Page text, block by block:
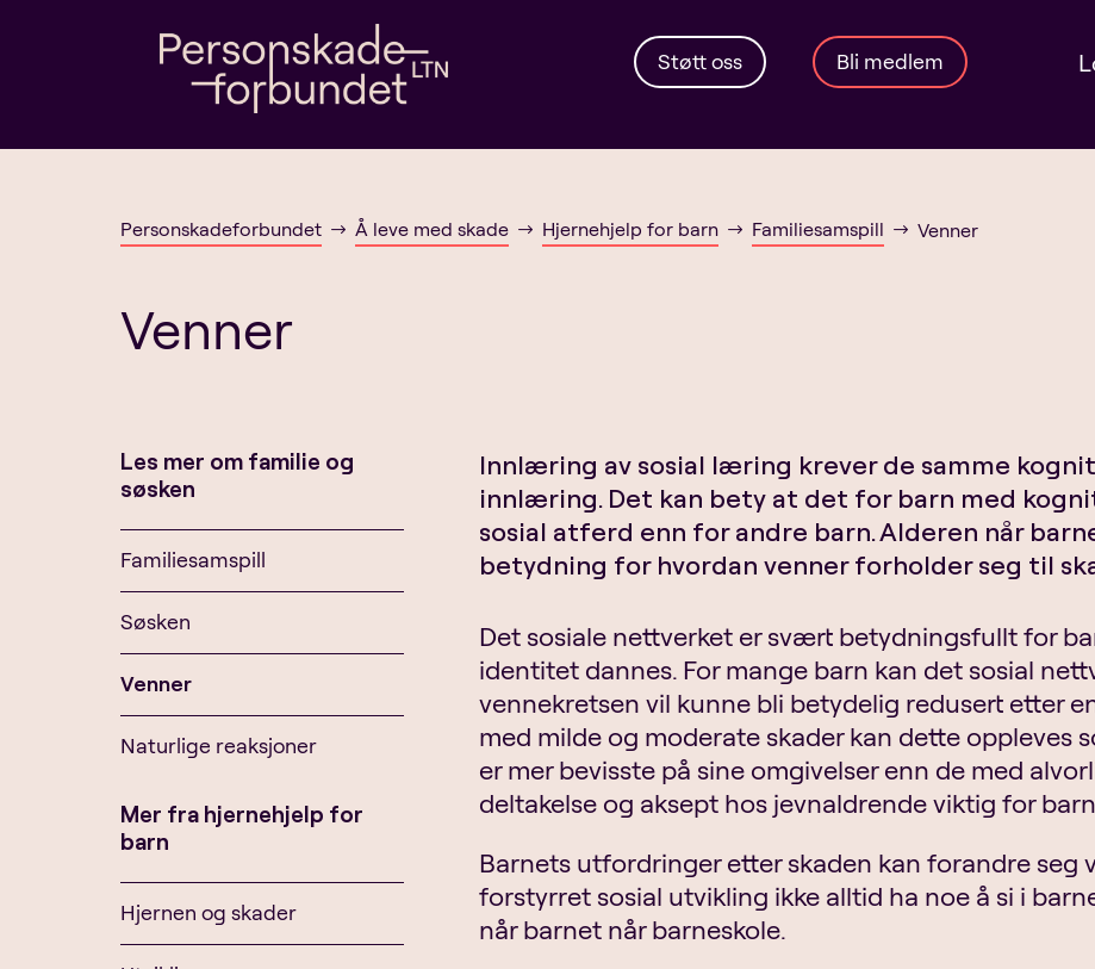
Støtt oss Bli medlem
Personskadeforbundet $ Å leve med skade $ Hjernehjelp for barn $ Familiesamspill $ Venner
Venner
Les mer om familie og
søsken
Familiesamspill
Søsken
Venner
Naturlige reaksjoner
Mer fra hjernehjelp for
barn
Hjernen og skader
Innlæring av sosial læring krever de samme
innlæring. Det kan bety at det for barn med
sosial atferd enn for andre barn. Alderen når
betydning for hvordan venner forholder seg til
Det sosiale nettverket er svært betydningsfullt for
identitet dannes. For mange barn kan det sosial
vennekretsen vil kunne bli betydelig redusert etter
med milde og moderate skader kan dette oppleves
er mer bevisste på sine omgivelser enn de med
deltakelse og aksept hos jevnaldrende viktig for
Barnets utfordringer etter skaden kan forandre seg
forstyrret sosial utvikling ikke alltid ha noe å si i
når barnet når barneskole.